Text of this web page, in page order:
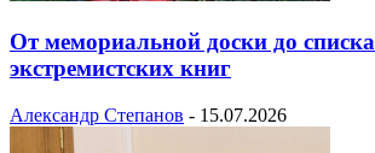
От мемориальной доски до списка
экстремистских книг
Александр Степанов - 15.07.2026